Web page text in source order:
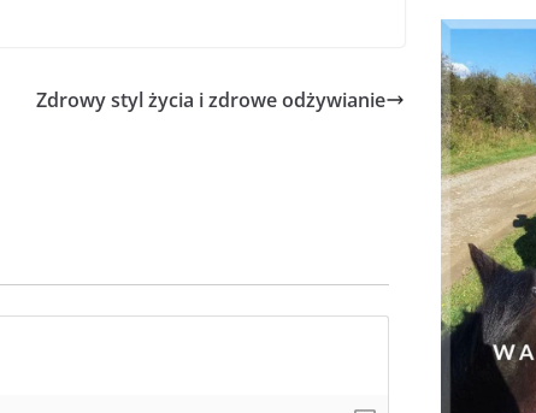
Zdrowy styl życia i zdrowe odżywianie